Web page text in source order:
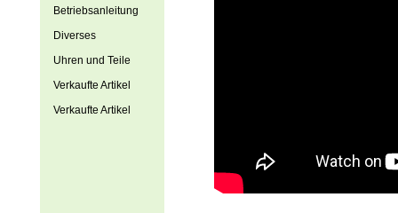
Betriebsanleitung
Diverses
Uhren und Teile
Verkaufte Artikel
Verkaufte Artikel